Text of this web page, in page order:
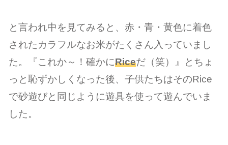
と言われ中を見てみると、赤・青・黄色に着色
されたカラフルなお米がたくさん入っていまし
た。『これか～！確かにRiceだ（笑）』とちょ
っと恥ずかしくなった後、子供たちはそのRice
で砂遊びと同じように遊具を使って遊んでいま
した。